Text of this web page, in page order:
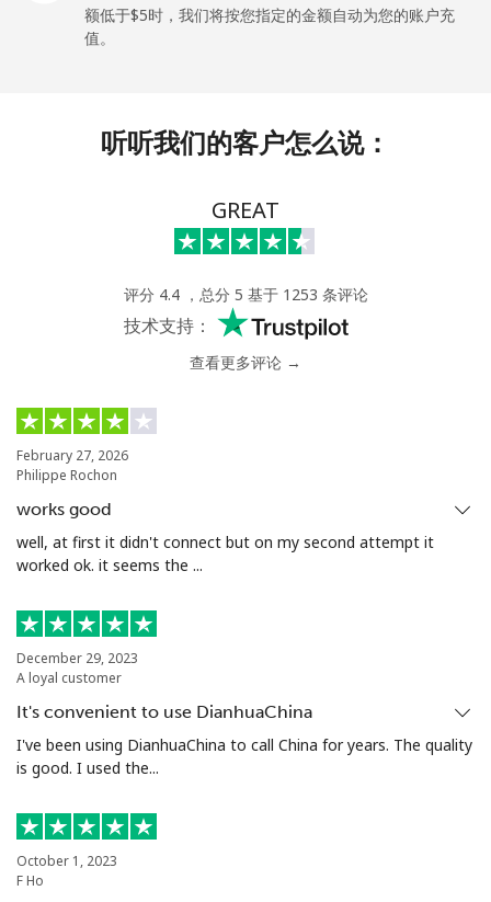
Nicaragua
⁦33.9¢⁩ 14 分钟最少 ⁦$5⁩
⁦53.9¢⁩ 9 分钟最少 ⁦$5⁩
⁦47.9¢⁩ 10 分钟最少 ⁦$5⁩
座机 ⁦21.5¢⁩
手机
Niue
Norfolk Island
All country ⁦200.9¢⁩ 2 分钟最少 ⁦$5⁩
North Korea
All country ⁦73.9¢⁩
额低于⁦$5⁩时，我们将按您指定的金额自动为您的账户充
值。
听听我们的客户怎么说：
GREAT
评分 4.4 ，总分 5 基于 1253 条评论
技术支持：
查看更多评论 →
February 27, 2026
Philippe Rochon
works good
well, at first it didn't connect but on my second attempt it
worked ok. it seems the ...
December 29, 2023
A loyal customer
It's convenient to use DianhuaChina
I've been using DianhuaChina to call China for years. The quality
is good. I used the...
October 1, 2023
F Ho